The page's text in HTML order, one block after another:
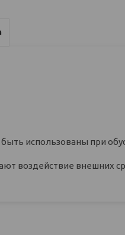
использованы при
воздействие внешних